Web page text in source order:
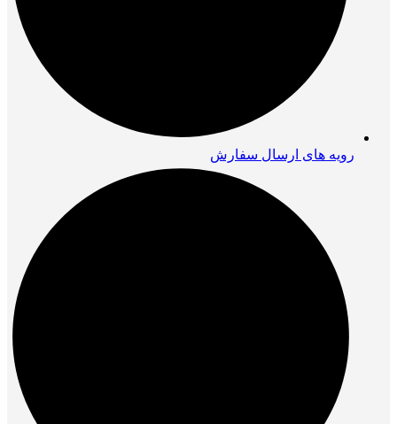
رویه های ارسال سفارش